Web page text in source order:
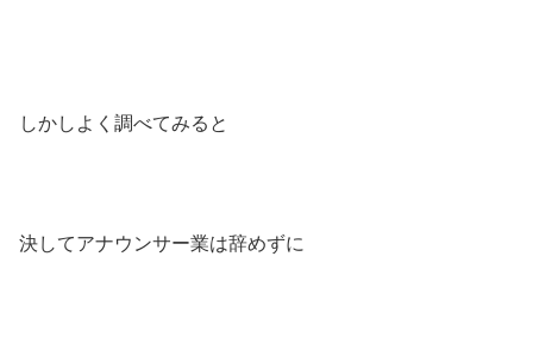
しかしよく調べてみると
決してアナウンサー業は辞めずに